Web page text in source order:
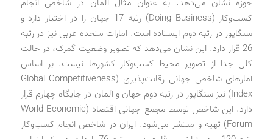
حوزه نشان می‌دهد. به عنوان مثال آلمان در شاخص انجام
کسب‌وکار (Doing Business) رتبه 17 جهان را در اختیار دارد و
سنگاپور در رتبه دوم ایستاده است. امارات متحده عربی نیز در رتبه
26 قرار دارد. این نشان می‌دهد که تصویر وضعیت گمرک، در حالت
کلی جدا از تصویر محیط کسب‌وکار کشورها نیست. بر اساس
آمارهای شاخص جهانی رقابت‌پذیری (Global Competitiveness
Index) نیز سنگاپور در رتبه دوم جهان و آلمان در جایگاه چهارم قرار
دارد. این شاخص توسط مجمع جهانی اقتصاد (World Economic
Forum) تهیه و منتشر می‌شود. ایران در شاخص انجام کسب‌وکار